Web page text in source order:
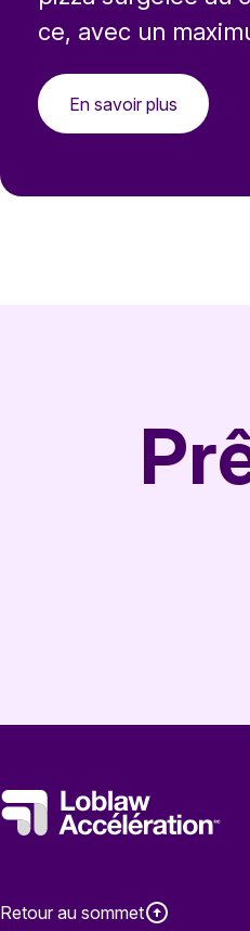
ce, avec un
En savoir plus
Retour au sommet